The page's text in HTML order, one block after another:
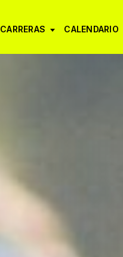
CARRERAS CALENDARIO